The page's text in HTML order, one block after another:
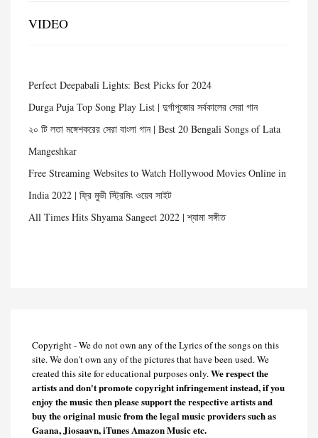
VIDEO
Perfect Deepabali Lights: Best Picks for 2024
Durga Puja Top Song Play List | দুর্গাপুজোর সর্বকালের সেরা গান
২০ টি লতা মঙ্গেশকরের সেরা বাংলা গান | Best 20 Bengali Songs of Lata
Mangeshkar
Free Streaming Websites to Watch Hollywood Movies Online in
India 2022 | ফ্রি মুভী স্ট্রিমিং ওয়েব সাইট
All Times Hits Shyama Sangeet 2022 | শ্যামা সঙ্গীত
Copyright - We do not own any of the Lyrics of the songs on this
site. We don't own any of the pictures that have been used. We
created this site for educational purposes only.We respect the
artists and don't promote copyright infringement instead, if you
enjoy the music then please support the respective artists and
buy the original music from the legal music providers such as
Gaana, Jiosaavn, iTunes Amazon Music etc.